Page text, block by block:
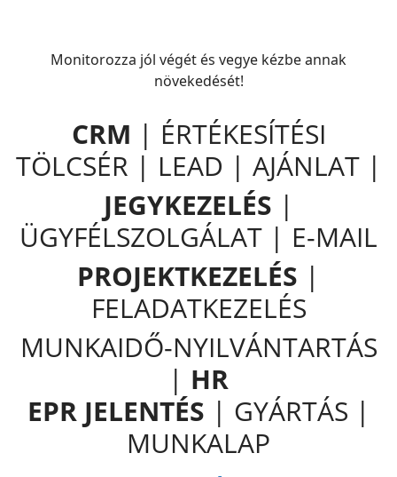
Monitorozza jól végét és vegye kézbe annak
növekedését!
CRM | ÉRTÉKESÍTÉSI
TÖLCSÉR | LEAD | AJÁNLAT |
JEGYKEZELÉS |
ÜGYFÉLSZOLGÁLAT | E-MAIL
PROJEKTKEZELÉS |
FELADATKEZELÉS
MUNKAIDŐ-NYILVÁNTARTÁS
| HR
EPR JELENTÉS | GYÁRTÁS |
MUNKALAP